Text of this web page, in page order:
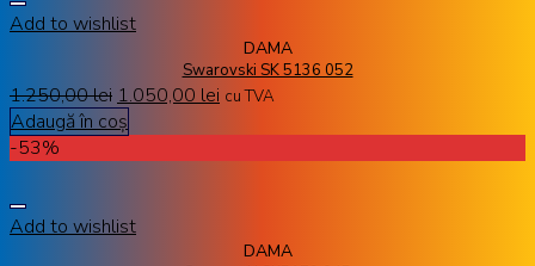
Add to wishlist
DAMA
Swarovski SK 5136 052
1.250,00lei1.050,00lei cu TVA
Adaugă în coș
-53%
Add to wishlist
DAMA